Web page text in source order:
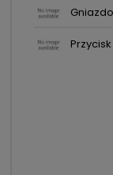
Przycisk